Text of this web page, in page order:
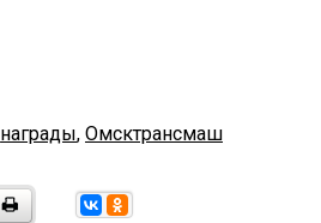
награды, Омсктрансмаш